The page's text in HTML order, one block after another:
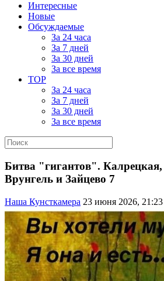
Интересные
Новые
Обсуждаемые
За 24 часа
За 7 дней
За 30 дней
За все время
TOP
За 24 часа
За 7 дней
За 30 дней
За все время
Битва "гигантов".
Врунгель и Зайцево 7
Наша Кунсткамера 23 июня 2026, 21:23